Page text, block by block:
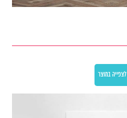
לצפייה במוצר